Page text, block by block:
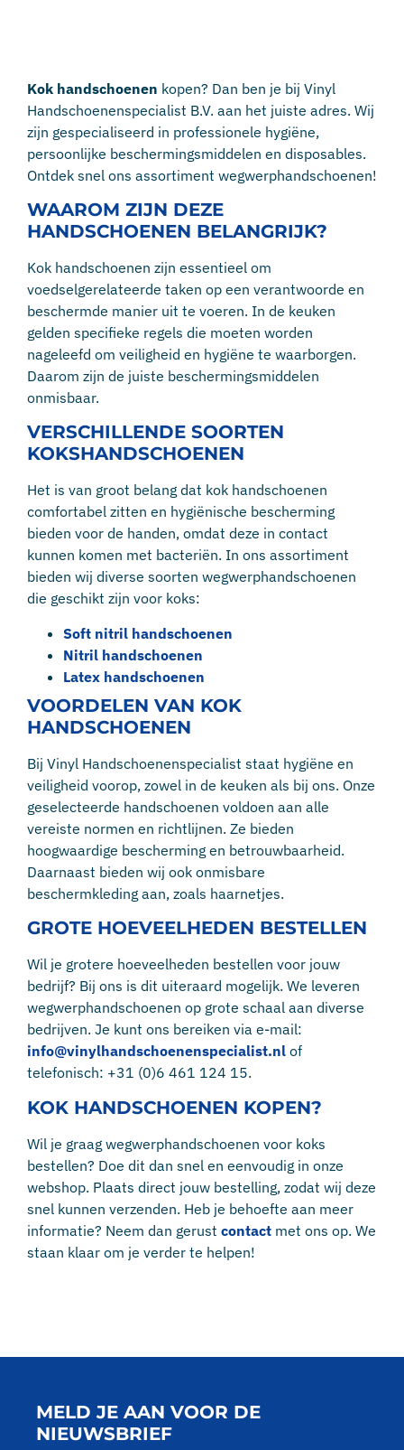
Kok handschoenen kopen? Dan ben je bij Vinyl
Handschoenenspecialist B.V. aan het juiste adres. Wij
zijn gespecialiseerd in professionele hygiëne,
persoonlijke beschermingsmiddelen en disposables.
Ontdek snel ons assortiment wegwerphandschoenen!
WAAROM ZIJN DEZE
HANDSCHOENEN BELANGRIJK?
Kok handschoenen zijn essentieel om
voedselgerelateerde taken op een verantwoorde en
beschermde manier uit te voeren. In de keuken
gelden specifieke regels die moeten worden
nageleefd om veiligheid en hygiëne te waarborgen.
Daarom zijn de juiste beschermingsmiddelen
onmisbaar.
VERSCHILLENDE SOORTEN
KOKSHANDSCHOENEN
Het is van groot belang dat kok handschoenen
comfortabel zitten en hygiënische bescherming
bieden voor de handen, omdat deze in contact
kunnen komen met bacteriën. In ons assortiment
bieden wij diverse soorten wegwerphandschoenen
die geschikt zijn voor koks:
Soft nitril handschoenen
Nitril handschoenen
Latex handschoenen
VOORDELEN VAN KOK
HANDSCHOENEN
Bij Vinyl Handschoenenspecialist staat hygiëne en
veiligheid voorop, zowel in de keuken als bij ons. Onze
geselecteerde handschoenen voldoen aan alle
vereiste normen en richtlijnen. Ze bieden
hoogwaardige bescherming en betrouwbaarheid.
Daarnaast bieden wij ook onmisbare
beschermkleding aan, zoals haarnetjes.
GROTE HOEVEELHEDEN BESTELLEN
Wil je grotere hoeveelheden bestellen voor jouw
bedrijf? Bij ons is dit uiteraard mogelijk. We leveren
wegwerphandschoenen op grote schaal aan diverse
bedrijven. Je kunt ons bereiken via e-mail:
info@vinylhandschoenenspecialist.nl of
telefonisch: +31 (0)6 461 124 15.
KOK HANDSCHOENEN KOPEN?
Wil je graag wegwerphandschoenen voor koks
bestellen? Doe dit dan snel en eenvoudig in onze
webshop. Plaats direct jouw bestelling, zodat wij deze
snel kunnen verzenden. Heb je behoefte aan meer
informatie? Neem dan gerust contact met ons op. We
staan klaar om je verder te helpen!
MELD JE AAN VOOR DE
NIEUWSBRIEF